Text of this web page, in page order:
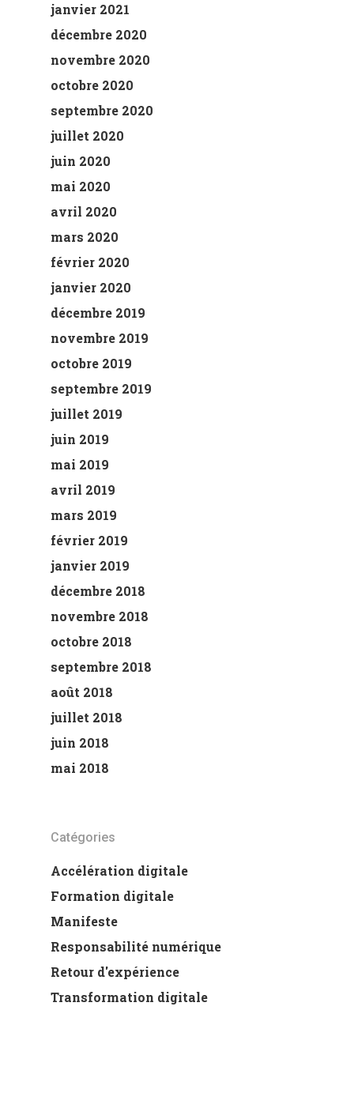
janvier 2021
décembre 2020
novembre 2020
octobre 2020
septembre 2020
juillet 2020
juin 2020
mai 2020
avril 2020
mars 2020
février 2020
janvier 2020
décembre 2019
novembre 2019
octobre 2019
septembre 2019
juillet 2019
juin 2019
mai 2019
avril 2019
mars 2019
février 2019
janvier 2019
décembre 2018
novembre 2018
octobre 2018
septembre 2018
août 2018
juillet 2018
juin 2018
mai 2018
Catégories
Accélération digitale
Formation digitale
Manifeste
Responsabilité numérique
Retour d'expérience
Transformation digitale